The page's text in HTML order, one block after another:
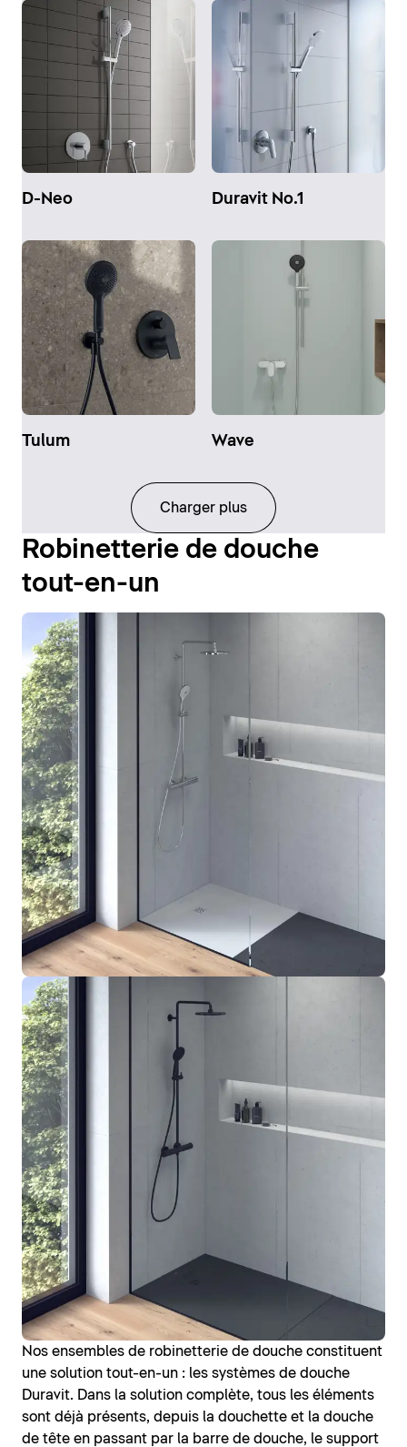
D-Neo Duravit No.1
Tulum Wave
Charger plus
Robinetterie de douche
tout-en-un
Nos ensembles de robinetterie de douche constituent
une solution tout-en-un : les systèmes de douche
Duravit. Dans la solution complète, tous les éléments
sont déjà présents, depuis la douchette et la douche
de tête en passant par la barre de douche, le support